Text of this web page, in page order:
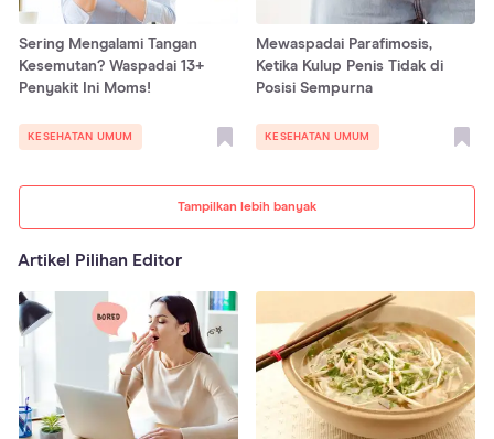
Tampilkan lebih banyak
Sering Mengalami Tangan
Kesemutan? Waspadai 13+
Penyakit Ini Moms!
KESEHATAN UMUM
Mewaspadai Parafimosis,
Ketika Kulup Penis Tidak di
Posisi Sempurna
KESEHATAN UMUM
Artikel Pilihan Editor